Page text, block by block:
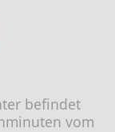
befindet
vom